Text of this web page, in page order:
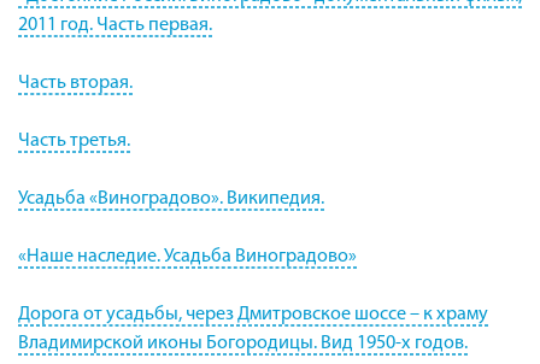
2011 год. Часть первая.
Часть вторая.
Часть третья.
Усадьба «Виноградово». Википедия.
«Наше наследие. Усадьба Виноградово»
Дорога от усадьбы, через Дмитровское шоссе – к храму
Владимирской иконы Богородицы. Вид 1950-х годов.